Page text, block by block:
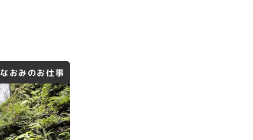
なおみのお仕事